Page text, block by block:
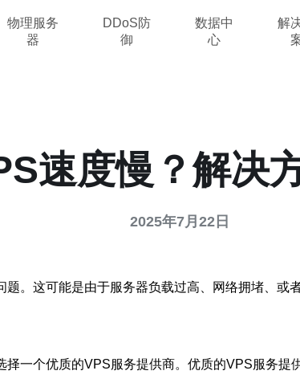
物理服务
器
DDoS防
御
数据中
心
解
速度慢？解决
2025年7月22日
。这可能是由于服务器负载过高、网络拥堵、
一个优质的VPS服务提供商。优质的VPS服务